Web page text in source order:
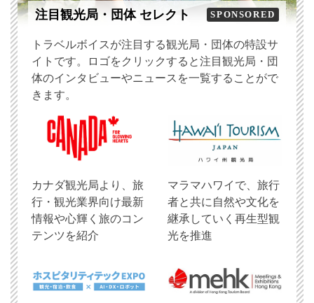
注目観光局・団体 セレクト SPONSORED
トラベルボイスが注目する観光局・団体の特設サ
イトです。ロゴをクリックすると注目観光局・団
体のインタビューやニュースを一覧することがで
きます。
​カナダ観光局より、旅
行・観光業界向け最新
情報や心輝く旅のコン
テンツを紹介
マラマハワイで、旅行
者と共に自然や文化を
継承していく再生型観
光を推進